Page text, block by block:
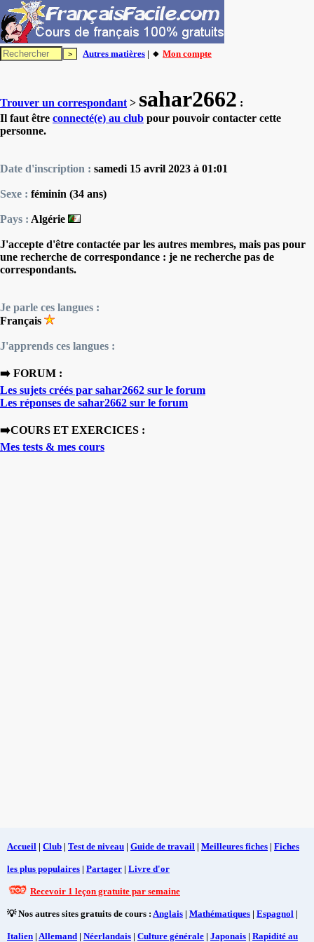
Autres matières | 🔸 Mon compte
Trouver un correspondant > sahar2662 :
Il faut être connecté(e) au club pour pouvoir contacter cette
personne.
Date d'inscription : samedi 15 avril 2023 à 01:01
Sexe : féminin (34 ans)
Pays : Algérie
J'accepte d'être contactée par les autres membres, mais pas pour
une recherche de correspondance : je ne recherche pas de
correspondants.
Je parle ces langues :
Français
J'apprends ces langues :
➡️ FORUM :
Les sujets créés par sahar2662 sur le forum
Les réponses de sahar2662 sur le forum
➡️COURS ET EXERCICES :
Mes tests & mes cours
Accueil | Club | Test de niveau | Guide de travail | Meilleures fiches | Fiches
les plus populaires | Partager | Livre d'or
Recevoir 1 leçon gratuite par semaine
💡 Nos autres sites gratuits de cours : Anglais | Mathématiques | Espagnol |
Italien | Allemand | Néerlandais | Culture générale | Japonais | Rapidité au